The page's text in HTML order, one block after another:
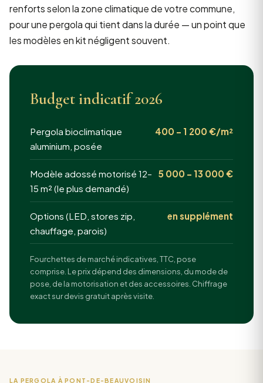
renforts selon la zone climatique de votre commune,
pour une pergola qui tient dans la durée — un point que
les modèles en kit négligent souvent.
Budget indicatif 2026
Pergola bioclimatique
aluminium, posée
400 – 1 200 €/m²
Modèle adossé motorisé 12–
15 m² (le plus demandé)
5 000 – 13 000 €
Options (LED, stores zip,
chauffage, parois)
en supplément
Fourchettes de marché indicatives, TTC, pose
comprise. Le prix dépend des dimensions, du mode de
pose, de la motorisation et des accessoires. Chiffrage
exact sur devis gratuit après visite.
LA PERGOLA À PONT-DE-BEAUVOISIN